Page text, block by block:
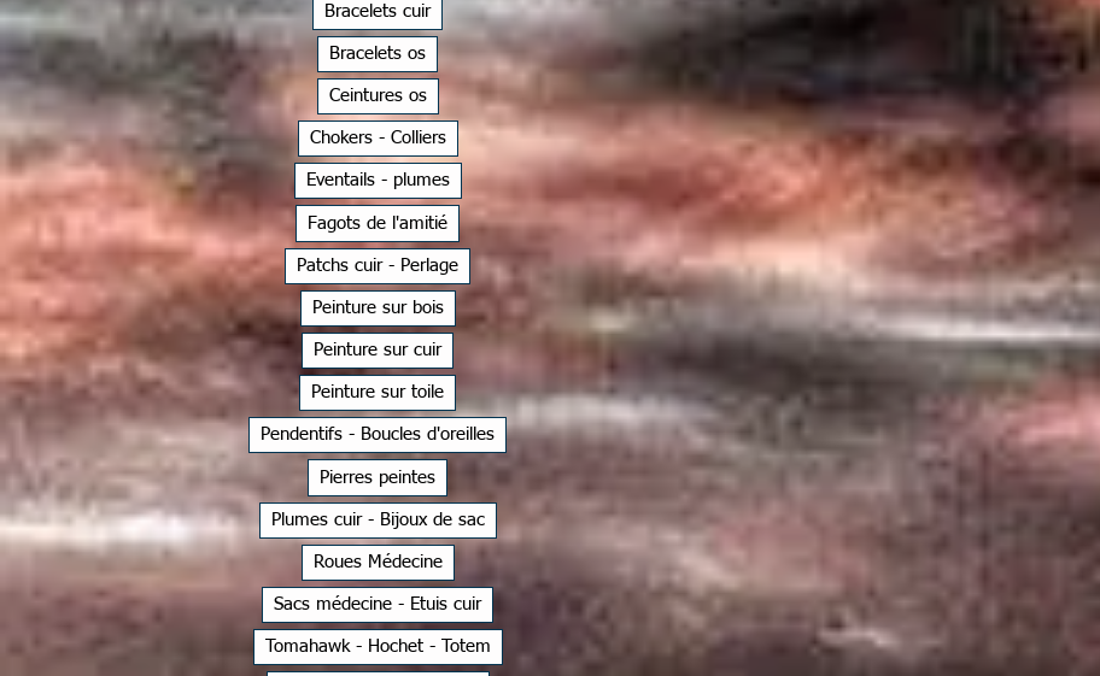
Bracelets cuir
Bracelets os
Ceintures os
Chokers - Colliers
Eventails - plumes
Fagots de l'amitié
Patchs cuir - Perlage
Peinture sur bois
Peinture sur cuir
Peinture sur toile
Pendentifs - Boucles d'oreilles
Pierres peintes
Plumes cuir - Bijoux de sac
Roues Médecine
Sacs médecine - Etuis cuir
Tomahawk - Hochet - Totem